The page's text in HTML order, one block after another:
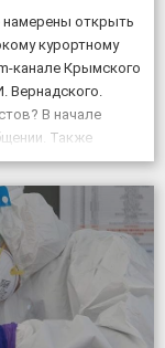
открыть
курортному
канале Крымского
Вернадского.
В начале
Также
полностью
и камней […]